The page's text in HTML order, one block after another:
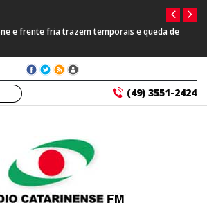
e frente fria trazem temporais e queda de
(49) 3551-2424